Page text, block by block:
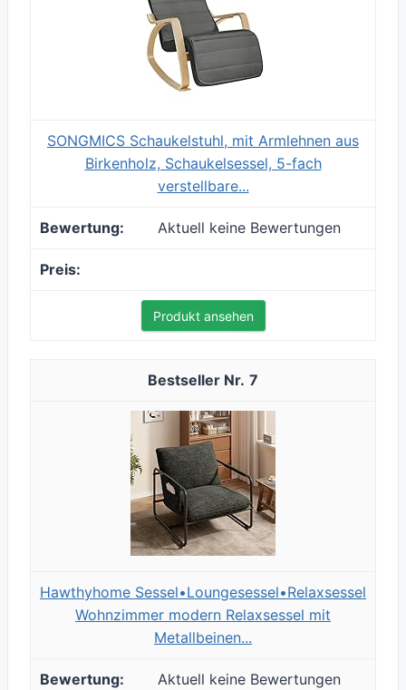
SONGMICS Schaukelstuhl, mit Armlehnen aus
Birkenholz, Schaukelsessel, 5-fach
verstellbare...
Aktuell keine Bewertungen
Produkt ansehen
7
Hawthyhome Sessel•Loungesessel•Relaxsessel
Wohnzimmer modern Relaxsessel mit
Metallbeinen...
Aktuell keine Bewertungen